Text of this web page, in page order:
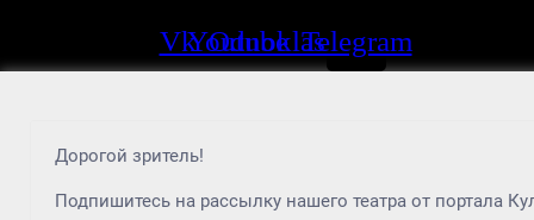
VkYoutube
Odnoklassniki
Telegram